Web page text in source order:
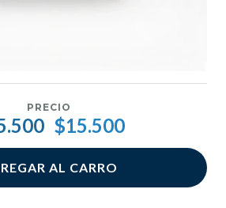
PRECIO
$15.500
AL CARRO